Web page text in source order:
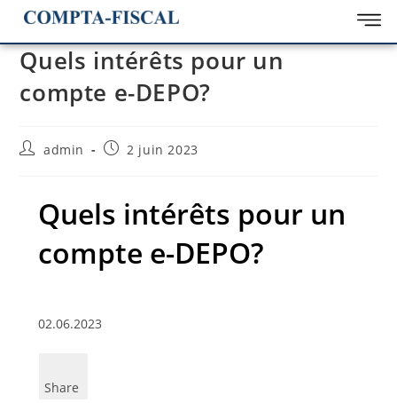
Quels intérêts pour un
compte e-DEPO?
admin 2 juin 2023
Quels intérêts pour un
compte e-DEPO?
02.06.2023
Share